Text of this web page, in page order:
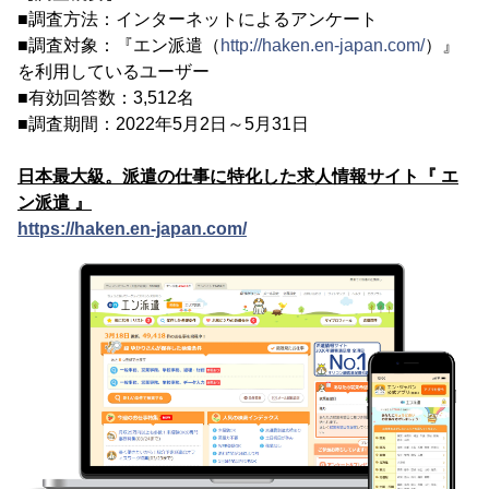
■調査方法：インターネットによるアンケート
■調査対象：『エン派遣（ http://haken.en-japan.com/）』
を利用しているユーザー
■有効回答数：3,512名
■調査期間：2022年5月2日～5月31日
日本最大級。派遣の仕事に特化した求人情報サイト『 エ
ン派遣 』
https://haken.en-japan.com/